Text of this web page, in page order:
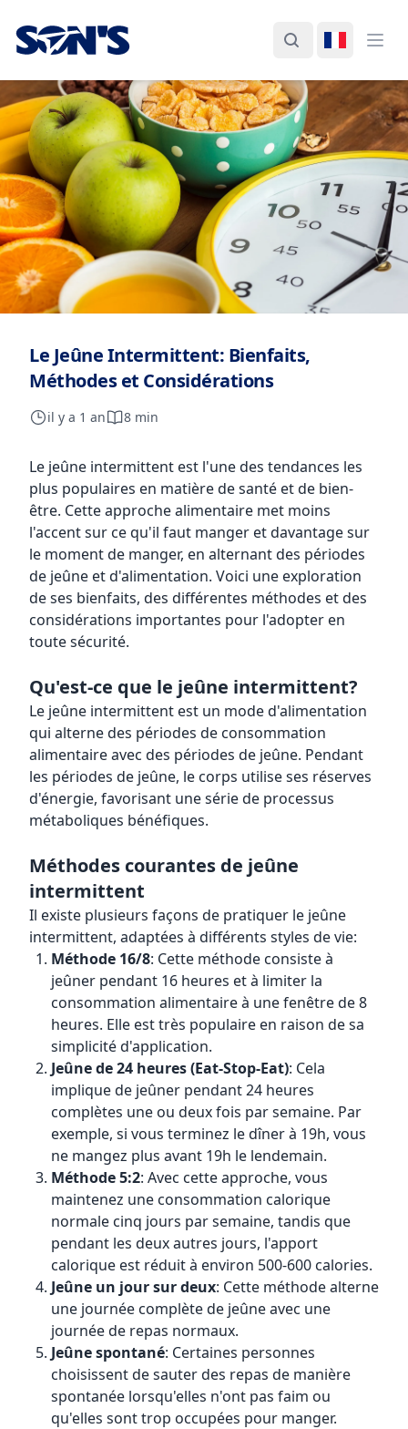
Laboratorios Química Son's
Rechercher
Changer
Le Jeûne Intermittent: Bienfaits,
Méthodes et Considérations
il y a 1 an 8 min
Le jeûne intermittent est l'une des tendances les
plus populaires en matière de santé et de bien-
être. Cette approche alimentaire met moins
l'accent sur ce qu'il faut manger et davantage sur
le moment de manger, en alternant des périodes
de jeûne et d'alimentation. Voici une exploration
de ses bienfaits, des différentes méthodes et des
considérations importantes pour l'adopter en
toute sécurité.
Qu'est-ce que le jeûne intermittent?
Le jeûne intermittent est un mode d'alimentation
qui alterne des périodes de consommation
alimentaire avec des périodes de jeûne. Pendant
les périodes de jeûne, le corps utilise ses réserves
d'énergie, favorisant une série de processus
métaboliques bénéfiques.
Méthodes courantes de jeûne
intermittent
Il existe plusieurs façons de pratiquer le jeûne
intermittent, adaptées à différents styles de vie:
Méthode 16/8: Cette méthode consiste à
jeûner pendant 16 heures et à limiter la
consommation alimentaire à une fenêtre de 8
heures. Elle est très populaire en raison de sa
simplicité d'application.
Jeûne de 24 heures (Eat-Stop-Eat): Cela
implique de jeûner pendant 24 heures
complètes une ou deux fois par semaine. Par
exemple, si vous terminez le dîner à 19h, vous
ne mangez plus avant 19h le lendemain.
Méthode 5:2: Avec cette approche, vous
maintenez une consommation calorique
normale cinq jours par semaine, tandis que
pendant les deux autres jours, l'apport
calorique est réduit à environ 500-600 calories.
Jeûne un jour sur deux: Cette méthode alterne
une journée complète de jeûne avec une
journée de repas normaux.
Jeûne spontané: Certaines personnes
choisissent de sauter des repas de manière
spontanée lorsqu'elles n'ont pas faim ou
qu'elles sont trop occupées pour manger.